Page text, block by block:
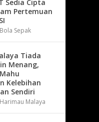
Sedia Cipta
Pertemuan
Bola Sepak
Tiada
Menang,
Kelebihan
Sendiri
Harimau Malaya